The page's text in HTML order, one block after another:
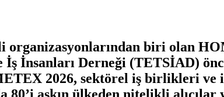
organizasyonlarından biri olan
İnsanları Derneği (TETSİAD)
2026, sektörel iş birlikleri
80’i aşkın ülkeden nitelikli